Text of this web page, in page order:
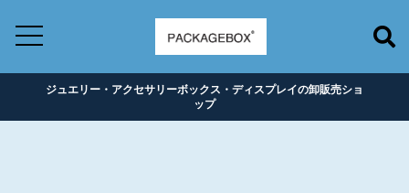
ジュエリー・アクセサリーボックス・ディスプレイの卸販売ショ
ップ